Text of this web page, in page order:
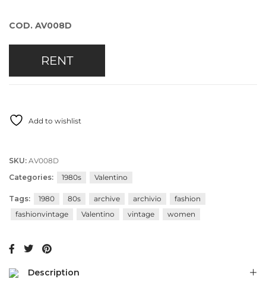
COD. AV008D
RENT
Add to wishlist
Description
SKU: AV008D
Categories:
1980s Valentino
Tags: 1980 80s archive archivio
fashion
fashionvintage
Valentino vintage women